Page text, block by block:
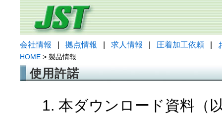
会社情報 拠点情報 求人情報 圧着加工依頼
HOME > 製品情報
使用許諾
1. 本ダウンロード資料（